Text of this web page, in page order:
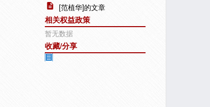
[范植华]的文章
相关权益政策
暂无数据
收藏/分享